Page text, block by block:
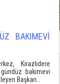
BAKIMEVİ
Kirazlıdere
bakımevi
Başkan…